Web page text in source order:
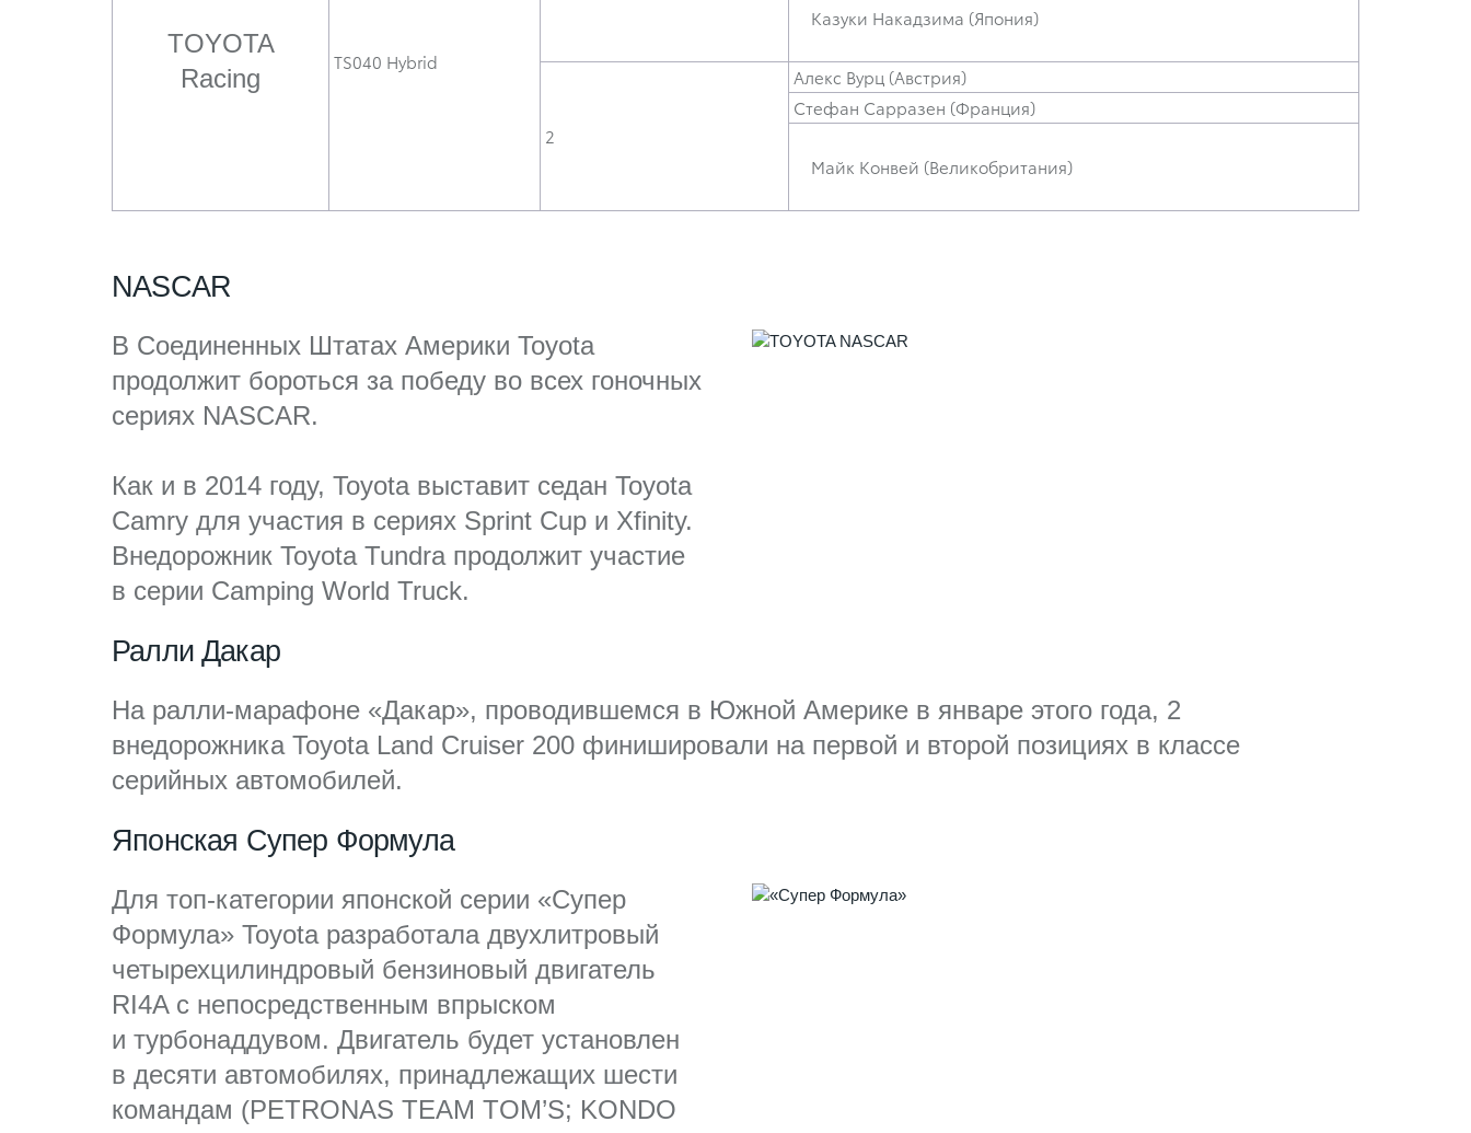
TOYOTA
Racing
TS040 Hybrid
Казуки Накадзима (Япония)
2
Алекс Вурц (Австрия)
Стефан Сарразен (Франция)
Майк Конвей (Великобритания)
NASCAR
В Соединенных Штатах Америки Toyota
продолжит бороться за победу во всех гоночных
сериях NASCAR.
Как и в 2014 году, Toyota выставит седан Toyota
Camry для участия в сериях Sprint Cup и Xfinity.
Внедорожник Toyota Tundra продолжит участие
в серии Camping World Truck.
Ралли Дакар
На ралли-марафоне «Дакар», проводившемся в Южной Америке в январе этого года, 2
внедорожника Toyota Land Cruiser 200 финишировали на первой и второй позициях в классе
серийных автомобилей.
Японская Супер Формула
Для топ-категории японской серии «Супер
Формула» Toyota разработала двухлитровый
четырехцилиндровый бензиновый двигатель
RI4A с непосредственным впрыском
и турбонаддувом. Двигатель будет установлен
в десяти автомобилях, принадлежащих шести
командам (PETRONAS TEAM TOM’S; KONDO